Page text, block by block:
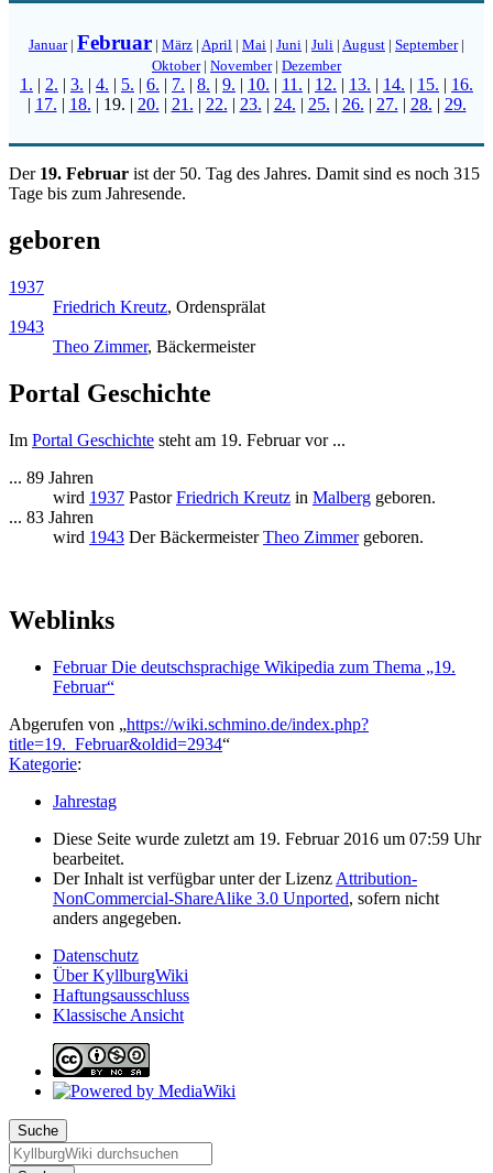
Januar| Februar | März | April | Mai | Juni | Juli | August | September|
Oktober| November| Dezember
1. | 2. | 3. | 4. | 5. | 6. | 7. | 8. | 9. | 10. | 11. | 12. | 13. | 14. | 15. | 16.
| 17. | 18. | 19. | 20. | 21. | 22. | 23. | 24. | 25. | 26. | 27. | 28. | 29.
Der 19. Februar ist der 50. Tag des Jahres. Damit sind es noch 315
Tage bis zum Jahresende.
geboren
1937
Friedrich Kreutz, Ordensprälat
1943
Theo Zimmer, Bäckermeister
Portal Geschichte
Im Portal Geschichte steht am 19. Februar vor ...
... 89 Jahren
wird 1937 PastorFriedrich Kreutz in Malberg geboren.
... 83 Jahren
wird 1943 Der BäckermeisterTheo Zimmergeboren.
Weblinks
Februar Die deutschsprachige Wikipedia zum Thema „19.
Februar“
Abgerufen von „https://wiki.schmino.de/index.php?
title=19._Februar&oldid=2934“
Kategorie:
Jahrestag
Diese Seite wurde zuletzt am 19. Februar 2016 um 07:59 Uhr
bearbeitet.
Der Inhalt ist verfügbar unter der Lizenz Attribution-
NonCommercial-ShareAlike 3.0 Unported, sofern nicht
anders angegeben.
Datenschutz
Über KyllburgWiki
Haftungsausschluss
Klassische Ansicht
Suche